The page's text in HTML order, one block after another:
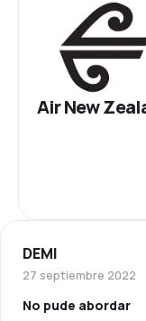
Air New
Red de
Precio del billete
DEMI
27 septiembre 2022
No pude abordar